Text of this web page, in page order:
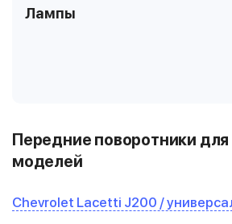
Лампы
Передние поворотники для
моделей
Chevrolet Lacetti J200 /